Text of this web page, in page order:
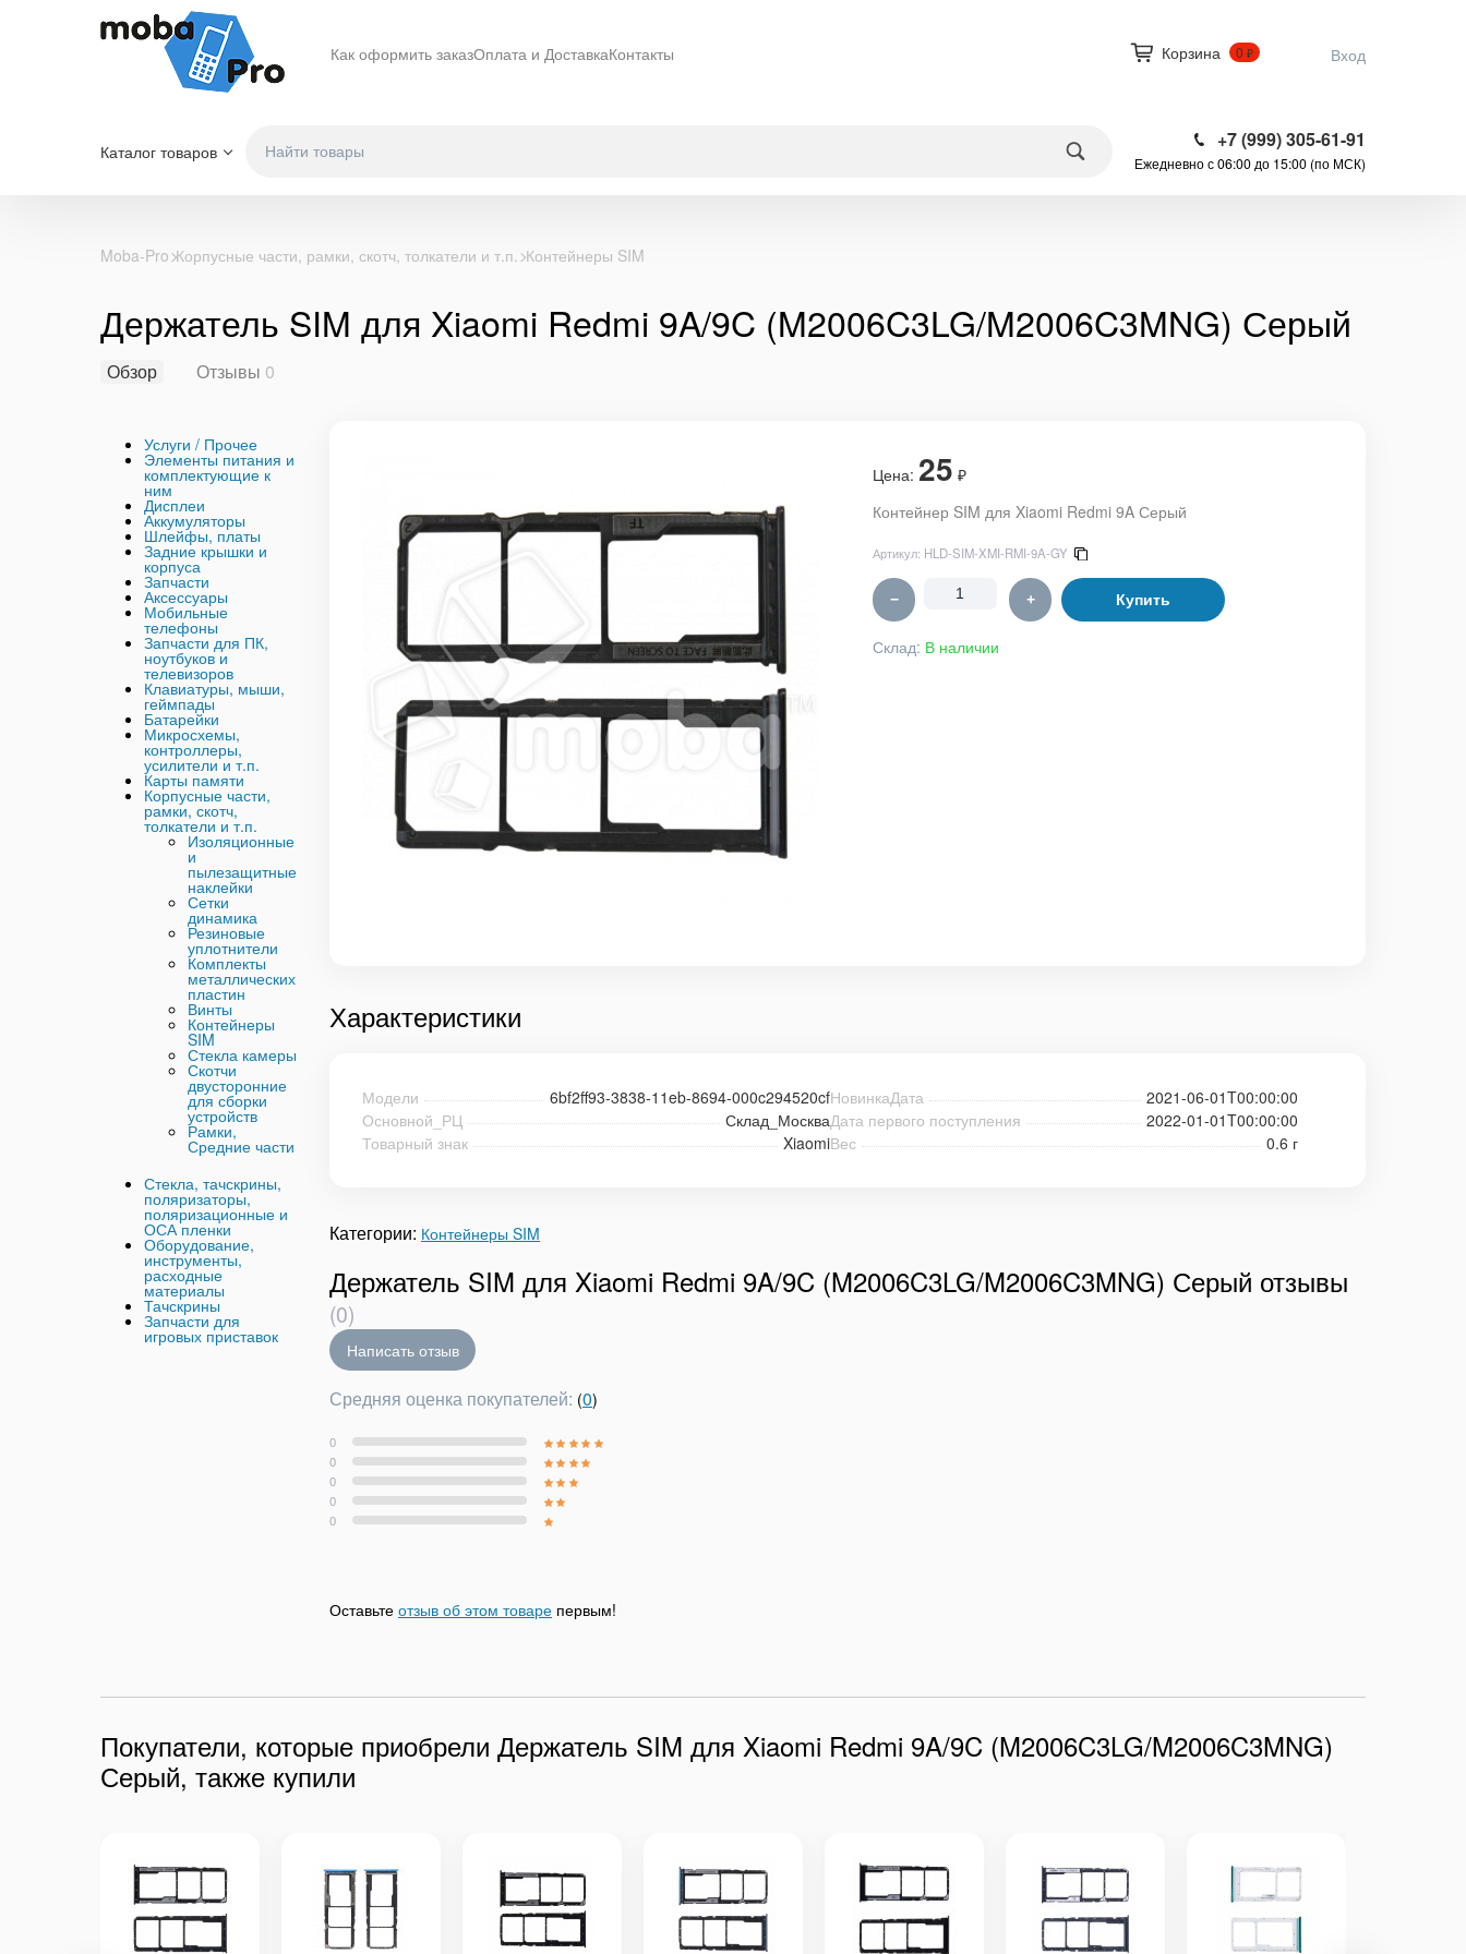
Как оформить заказОплата и ДоставкаКонтакты Корзина 0 ₽ Вход
Каталог товаров +7 (999) 305-61-91
Ежедневно с 06:00 до 15:00 (по МСК)
Moba-Pro Корпусные части, рамки, скотч, толкатели и т.п. Контейнеры SIM
Держатель SIM для Xiaomi Redmi 9A/9C (M2006C3LG/M2006C3MNG) Серый
Обзор Отзывы 0
Услуги / Прочее
Элементы питания и
комплектующие к
ним
Дисплеи
Аккумуляторы
Шлейфы, платы
Задние крышки и
корпуса
Запчасти
Аксессуары
Мобильные
телефоны
Запчасти для ПК,
ноутбуков и
телевизоров
Клавиатуры, мыши,
геймпады
Батарейки
Микросхемы,
контроллеры,
усилители и т.п.
Карты памяти
Корпусные части,
рамки, скотч,
толкатели и т.п.
Изоляционные
и
пылезащитные
наклейки
Сетки
динамика
Резиновые
уплотнители
Комплекты
металлических
пластин
Винты
Контейнеры
SIM
Стекла камеры
Скотчи
двусторонние
для сборки
устройств
Рамки,
Средние части
Стекла, тачскрины,
поляризаторы,
поляризационные и
ОСА пленки
Оборудование,
инструменты,
расходные
материалы
Тачскрины
Запчасти для
игровых приставок
Цена: 25 ₽
Контейнер SIM для Xiaomi Redmi 9A Серый
Артикул: HLD-SIM-XMI-RMI-9A-GY
− + Купить
Склад: В наличии
Характеристики
Модели 6bf2ff93-3838-11eb-8694-000c294520cfНовинкаДата
2021-06-01T00:00:00
Основной_РЦ
Склад_МоскваДата первого поступления
2022-01-01T00:00:00
Товарный знак
XiaomiВес 0.6 г
Категории: Контейнеры SIM
Держатель SIM для Xiaomi Redmi 9A/9C (M2006C3LG/M2006C3MNG) Серый отзывы
(0)
Написать отзыв
Средняя оценка покупателей: (0)
0
0
0
0
0
Оставьте отзыв об этом товаре первым!
Покупатели, которые приобрели Держатель SIM для Xiaomi Redmi 9A/9C (M2006C3LG/M2006C3MNG)
Серый, также купили